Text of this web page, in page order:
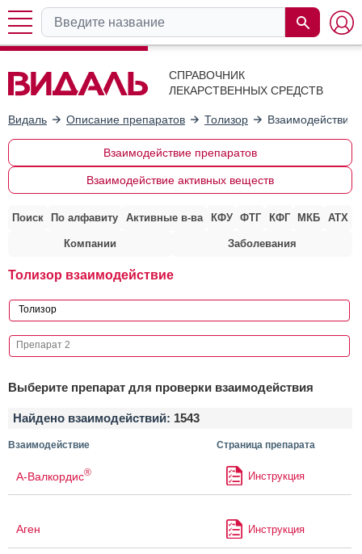
СПРАВОЧНИК
ЛЕКАРСТВЕННЫХ СРЕДСТВ
Видаль Описание препаратов Толизор Взаимодействие
Взаимодействие препаратов
Взаимодействие активных веществ
Поиск По алфавиту Активные в-ва КФУ ФТГ КФГ МКБ АТХ
Компании Заболевания
Толизор взаимодействие
Выберите препарат для проверки взаимодействия
Найдено взаимодействий: 1543
Взаимодействие Страница препарата
А-Валкордис® Инструкция
Аген Инструкция